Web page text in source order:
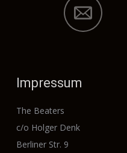
Impressum
The Beaters
c/o Holger Denk
Berliner Str. 9